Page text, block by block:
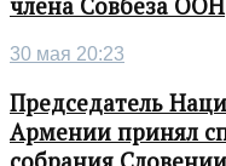
члена Совбеза ООН
30 мая 20:23
Председатель
Армении принял